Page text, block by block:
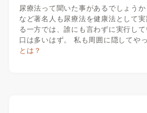
尿療法って聞いた事があるでしょう
など著名人も尿療法を健康法として
る一方では、誰にも言わずに実行し
口は多いはず。 私も周囲に隠してや
とは？